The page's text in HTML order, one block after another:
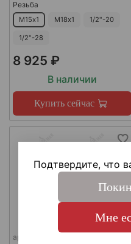
Резьба
М15х1 М18х1 1/2"-20
1/2"-28
8 925 ₽
В наличии
Купить сейчас
арт.
Подтвердите, что
Мне